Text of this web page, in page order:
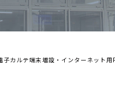
カルテ端末増設・インターネット用